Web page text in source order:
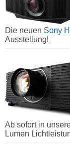
Die neuen Sony
Ausstellung!
Ab sofort in
Lumen